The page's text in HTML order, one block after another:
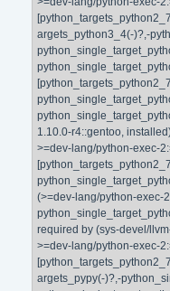
argets_python3_4(-)?,-
1.10.0-r4::gentoo,
>=dev-lang/python-exec-
(>=dev-lang/python-exec-
required by (sys-devel/
>=dev-lang/python-exec-
argets_pypy(-)?,-